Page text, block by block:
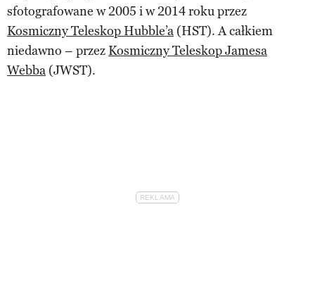
sfotografowane w 2005 i w 2014 roku przez
Kosmiczny Teleskop Hubble’a (HST). A całkiem
niedawno – przez Kosmiczny Teleskop Jamesa
Webba (JWST).